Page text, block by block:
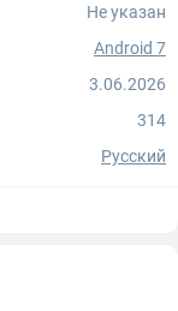
Не указан
Android 7
3.06.2026
314
Русский